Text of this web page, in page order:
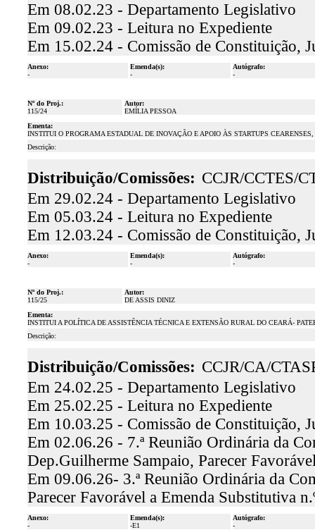
Em 08.02.23 - Departamento Legislativo
Em 09.02.23 - Leitura no Expediente
Em 15.02.24 - Comissão de Constituição,
Anexo:
-
Emenda(s):
-
Autógrafo:
-
Nº do Proj.:
115/24
Autor:
EMÍLIA PESSOA
Ementa:
INSTITUI O PROGRAMA ESTADUAL DE INOVAÇÃO E APOIO ÀS STARTUPS
Descrição:
Distribuição/Comissões: CCJR/CCTES/
Em 29.02.24 - Departamento Legislativo
Em 05.03.24 - Leitura no Expediente
Em 12.03.24 - Comissão de Constituição,
Anexo:
-
Emenda(s):
-
Autógrafo:
-
Nº do Proj.:
115/25
Autor:
DE ASSIS DINIZ
Ementa:
INSTITUI A POLÍTICA DE ASSISTÊNCIA TÉCNICA E EXTENSÃO RURAL DO CEARÁ-
Descrição:
Distribuição/Comissões: CCJR/CA/
Em 24.02.25 - Departamento Legislativo
Em 25.02.25 - Leitura no Expediente
Em 10.03.25 - Comissão de Constituição,
Em 02.06.26 - 7.ª Reunião Ordinária da
Dep.Guilherme Sampaio, Parecer
Em 09.06.26- 3.ª Reunião Ordinária da
Parecer Favorável a Emenda Substitutiva
Anexo:
-
Emenda(s):
-E1
Autógrafo:
-